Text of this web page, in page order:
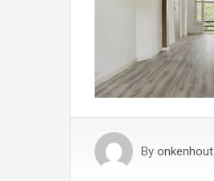
By onkenhout